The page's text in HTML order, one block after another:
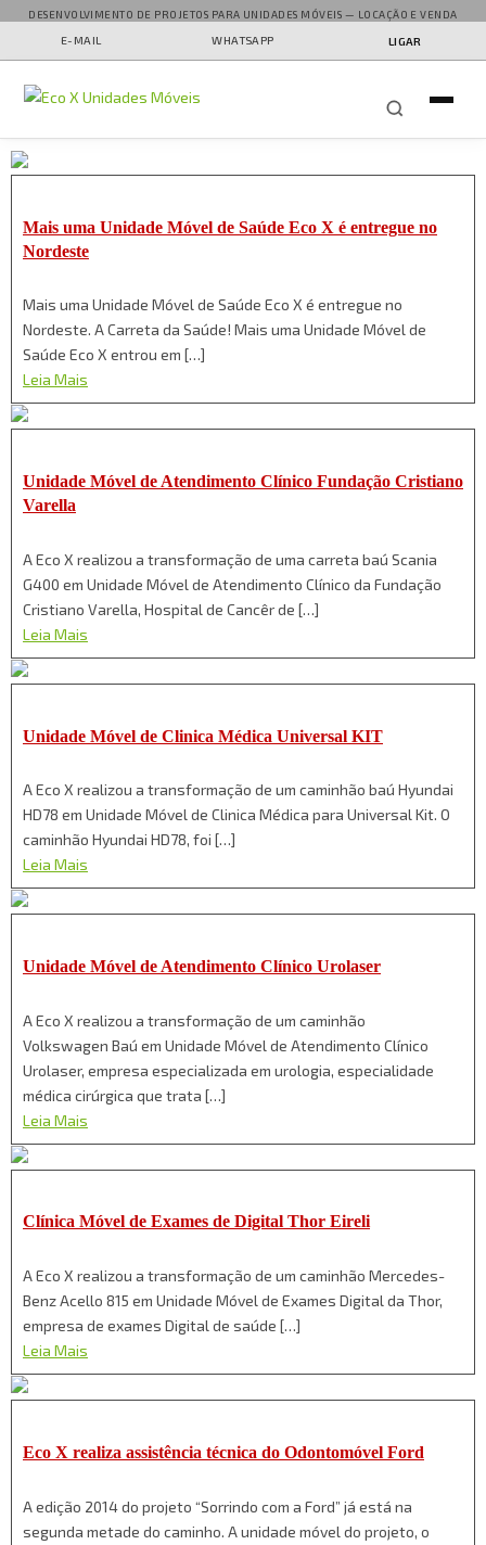
DESENVOLVIMENTO DE PROJETOS PARA UNIDADES MÓVEIS — LOCAÇÃO E VENDA
E-MAIL
WHATSAPP LIGAR
Mais uma Unidade Móvel de Saúde Eco X é entregue no
Nordeste
Mais uma Unidade Móvel de Saúde Eco X é entregue no
Nordeste. A Carreta da Saúde! Mais uma Unidade Móvel de
Saúde Eco X entrou em […]
Leia Mais
Unidade Móvel de Atendimento Clínico Fundação Cristiano
Varella
A Eco X realizou a transformação de uma carreta baú Scania
G400 em Unidade Móvel de Atendimento Clínico da Fundação
Cristiano Varella, Hospital de Cancêr de […]
Leia Mais
Unidade Móvel de Clinica Médica Universal KIT
A Eco X realizou a transformação de um caminhão baú Hyundai
HD78 em Unidade Móvel de Clinica Médica para Universal Kit. O
caminhão Hyundai HD78, foi […]
Leia Mais
Unidade Móvel de Atendimento Clínico Urolaser
A Eco X realizou a transformação de um caminhão
Volkswagen Baú em Unidade Móvel de Atendimento Clínico
Urolaser, empresa especializada em urologia, especialidade
médica cirúrgica que trata […]
Leia Mais
Clínica Móvel de Exames de Digital Thor Eireli
A Eco X realizou a transformação de um caminhão Mercedes-
Benz Acello 815 em Unidade Móvel de Exames Digital da Thor,
empresa de exames Digital de saúde […]
Leia Mais
Eco X realiza assistência técnica do Odontomóvel Ford
A edição 2014 do projeto “Sorrindo com a Ford” já está na
segunda metade do caminho. A unidade móvel do projeto, o